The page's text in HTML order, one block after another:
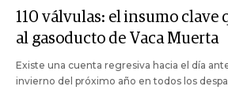
110 válvulas: el insumo clave
al gasoducto de Vaca Muerta
Existe una cuenta regresiva hacia el día
invierno del próximo año en todos los